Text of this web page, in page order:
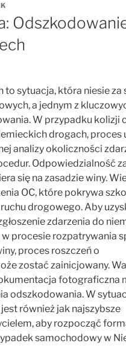
sytuacja, która niesie za
a jednym z
W przypadku kolizji
drogach, proces
analizy okoliczności
Odpowiedzialność
się na zasadzie winy.
OC, które pokrywa
drogowego. Aby
zdarzenia do
procesie rozpatrywania
proces roszczeń o
zostać zainicjowany.
fotograficzna
odszkodowania. W
również jak najszybsze
aby rozpocząć
samochodowy w